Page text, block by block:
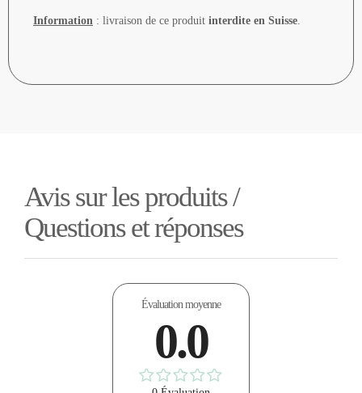
Information : livraison de ce produit interdite en Suisse
Avis sur les produits /
Questions et réponses
Évaluation moyenne
0.0